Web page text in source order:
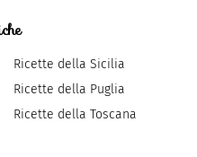
Ricette della Sicilia
Ricette della Puglia
Ricette della Toscana